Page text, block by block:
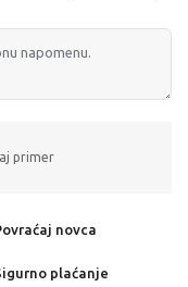
primer
novca
plaćanje